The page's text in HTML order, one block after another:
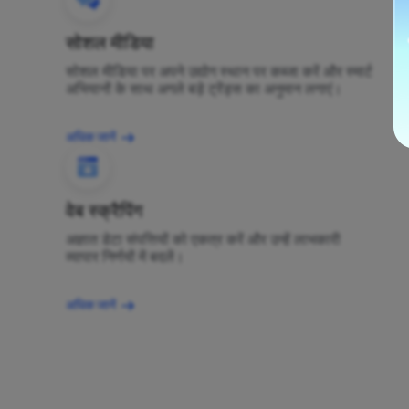
सोशल मीडिया
सोशल मीडिया पर अपने उद्योग स्थान पर कब्जा करें और स्मार्ट
अभियानों के साथ अगले बड़े ट्रेंड्स का अनुमान लगाएं।
अधिक जानें
वेब स्क्रैपिंग
अज्ञात डेटा संपत्तियों को एकत्र करें और उन्हें लाभकारी
व्यापार निर्णयों में बदलें।
अधिक जानें